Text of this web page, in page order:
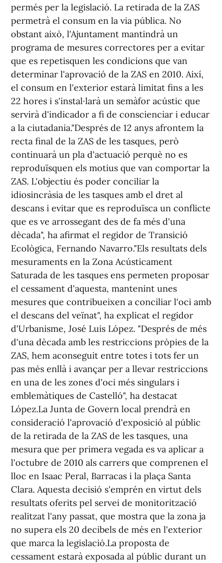
permés per la legislació. La retirada de la ZAS
permetrà el consum en la via pública. No
obstant això, l'Ajuntament mantindrà un
programa de mesures correctores per a evitar
que es repetisquen les condicions que van
determinar l'aprovació de la ZAS en 2010. Així,
el consum en l'exterior estarà limitat fins a les
22 hores i s'instal·larà un semàfor acústic que
servirà d'indicador a fi de conscienciar i educar
a la ciutadania."Després de 12 anys afrontem la
recta final de la ZAS de les tasques, però
continuarà un pla d'actuació perquè no es
reproduïsquen els motius que van comportar la
ZAS. L'objectiu és poder conciliar la
idiosincràsia de les tasques amb el dret al
descans i evitar que es reproduïsca un conflicte
que es ve arrossegant des de fa més d'una
dècada", ha afirmat el regidor de Transició
Ecològica, Fernando Navarro."Els resultats dels
mesuraments en la Zona Acústicament
Saturada de les tasques ens permeten proposar
el cessament d'aquesta, mantenint unes
mesures que contribueixen a conciliar l'oci amb
el descans del veïnat", ha explicat el regidor
d'Urbanisme, José Luis López. "Després de més
d'una dècada amb les restriccions pròpies de la
ZAS, hem aconseguit entre totes i tots fer un
pas més enllà i avançar per a llevar restriccions
en una de les zones d'oci més singulars i
emblemàtiques de Castelló", ha destacat
López.La Junta de Govern local prendrà en
consideració l'aprovació d'exposició al públic
de la retirada de la ZAS de les tasques, una
mesura que per primera vegada es va aplicar a
l'octubre de 2010 als carrers que comprenen el
lloc en Isaac Peral, Barracas i la plaça Santa
Clara. Aquesta decisió s'emprén en virtut dels
resultats oferits pel servei de monitorització
realitzat l'any passat, que mostra que la zona ja
no supera els 20 decibels de més en l'exterior
que marca la legislació.La proposta de
cessament estarà exposada al públic durant un